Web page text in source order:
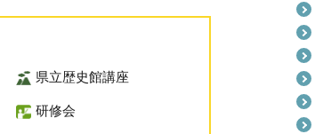
県立歴史館講座
研修会